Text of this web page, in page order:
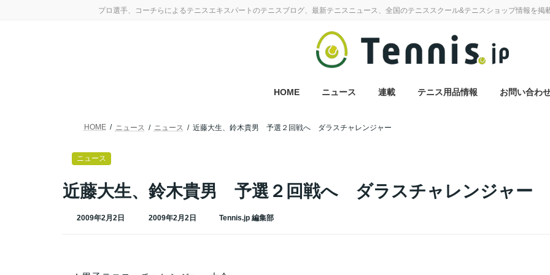
プロ選手、コーチらによるテニスエキスパートのテニスブログ、最新テニスニュース、全国のテニススクール&テニスショップ情報を掲
HOME ニュース 連載 テニス用品情報 お問い合わ
ニュース
近藤大生、鈴木貴男 予選２回戦へ ダラスチャレンジャー
2009年2月2日
最
2009年2月2日 Tennis.jp 編集部
HOME ニュース ニュース 近藤大生、鈴木貴男 予選２回戦へ ダラスチャレンジャー